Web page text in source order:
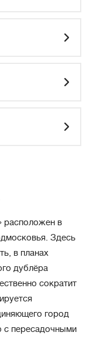
расположен в
Здесь
в планах
дублёра
сократит
город
с пересадочными